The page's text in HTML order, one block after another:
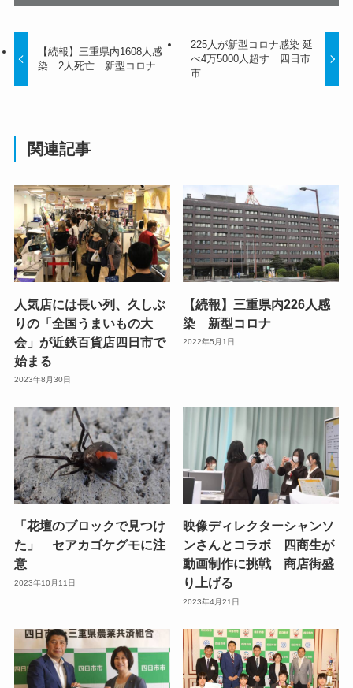
【続報】三重県内1608人感
染 2人死亡 新型コロナ
225人が新型コロナ感染 延
べ4万5000人超す 四日市
市
関連記事
人気店には長い列、久しぶ
りの「全国うまいもの大
会」が近鉄百貨店四日市で
始まる
2023年8月30日
【続報】三重県内226人感
染 新型コロナ
2022年5月1日
「花壇のブロックで見つけ
た」 セアカゴケグモに注
意
2023年10月11日
映像ディレクターシャンソ
ンさんとコラボ 四商生が
動画制作に挑戦 商店街盛
り上げる
2023年4月21日